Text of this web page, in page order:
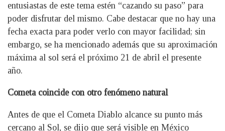
entusiastas de este tema estén “cazando su paso” para
poder disfrutar del mismo. Cabe destacar que no hay una
fecha exacta para poder verlo con mayor facilidad; sin
embargo, se ha mencionado además que su aproximación
máxima al sol será el próximo 21 de abril el presente
año.
Cometa coincide con otro fenómeno natural
Antes de que el Cometa Diablo alcance su punto más
cercano al Sol, se dijo que será visible en México